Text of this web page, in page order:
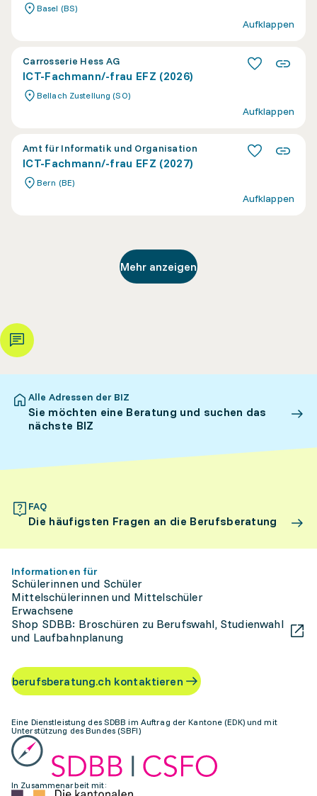
Basel (BS)
Aufklappen
Carrosserie Hess AG
ICT-Fachmann/-frau EFZ (2026)
Bellach Zustellung (SO)
Aufklappen
Amt für Informatik und Organisation
ICT-Fachmann/-frau EFZ (2027)
Bern (BE)
Aufklappen
Mehr anzeigen
Alle Adressen der BIZ
Sie möchten eine Beratung und suchen das
nächste BIZ
FAQ
Die häufigsten Fragen an die Berufsberatung
Informationen für
Schülerinnen und Schüler
Mittelschülerinnen und Mittelschüler
Erwachsene
Shop SDBB: Broschüren zu Berufswahl, Studienwahl
und Laufbahnplanung
berufsberatung.ch kontaktieren
Eine Dienstleistung des SDBB im Auftrag der Kantone (EDK) und mit
Unterstützung des Bundes (SBFI)
In Zusammenarbeit mit: